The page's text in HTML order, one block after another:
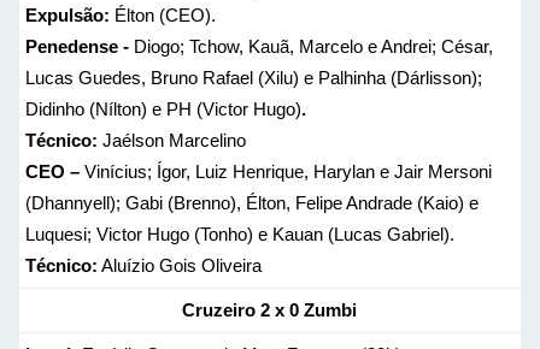
Expulsão: Élton (CEO).
Penedense - Diogo; Tchow, Kauã, Marcelo e Andrei; César,
Lucas Guedes, Bruno Rafael (Xilu) e Palhinha (Dárlisson);
Didinho (Nílton) e PH (Victor Hugo).
Técnico: Jaélson Marcelino
CEO –Vinícius; Ígor, Luiz Henrique, Harylan e Jair Mersoni
(Dhannyell); Gabi (Brenno), Élton, Felipe Andrade (Kaio) e
Luquesi; Victor Hugo (Tonho) e Kauan (Lucas Gabriel).
Técnico: Aluízio Gois Oliveira
Cruzeiro 2 x 0 Zumbi